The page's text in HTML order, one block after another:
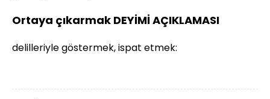
Ortaya çıkarmak DEYİMİ AÇIKLAMASI
delilleriyle göstermek, ispat etmek: